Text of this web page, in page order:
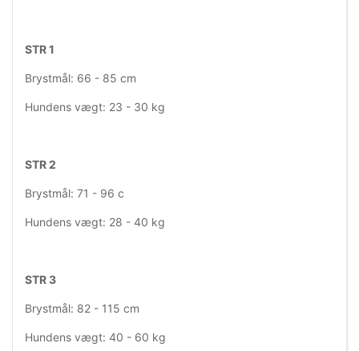
STR 1
Brystmål: 66 - 85 cm
Hundens vægt: 23 - 30 kg
STR 2
Brystmål: 71 - 96 c
Hundens vægt: 28 - 40 kg
STR 3
Brystmål: 82 - 115 cm
Hundens vægt: 40 - 60 kg